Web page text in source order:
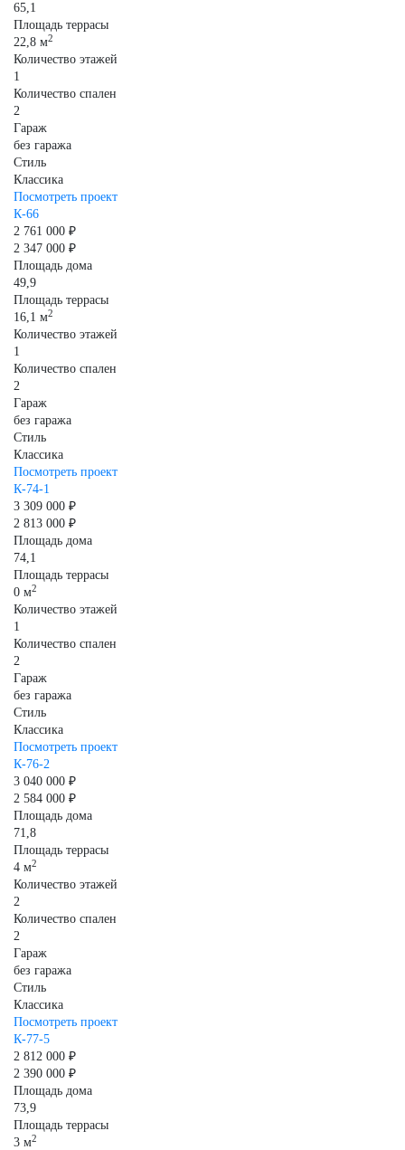
65,1
Площадь террасы
22,8 м2
Количество этажей
1
Количество спален
2
Гараж
без гаража
Стиль
Классика
Посмотреть проект
К-66
2 761 000 ₽
2 347 000 ₽
Площадь дома
49,9
Площадь террасы
16,1 м2
Количество этажей
1
Количество спален
2
Гараж
без гаража
Стиль
Классика
Посмотреть проект
К-74-1
3 309 000 ₽
2 813 000 ₽
Площадь дома
74,1
Площадь террасы
0 м2
Количество этажей
1
Количество спален
2
Гараж
без гаража
Стиль
Классика
Посмотреть проект
К-76-2
3 040 000 ₽
2 584 000 ₽
Площадь дома
71,8
Площадь террасы
4 м2
Количество этажей
2
Количество спален
2
Гараж
без гаража
Стиль
Классика
Посмотреть проект
К-77-5
2 812 000 ₽
2 390 000 ₽
Площадь дома
73,9
Площадь террасы
3 м2